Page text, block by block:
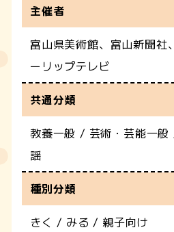
主催者
富山県美術館、富山新聞社
ーリップテレビ
共通分類
教養一般 / 芸術・芸能一
謡
種別分類
きく / みる / 親子向け